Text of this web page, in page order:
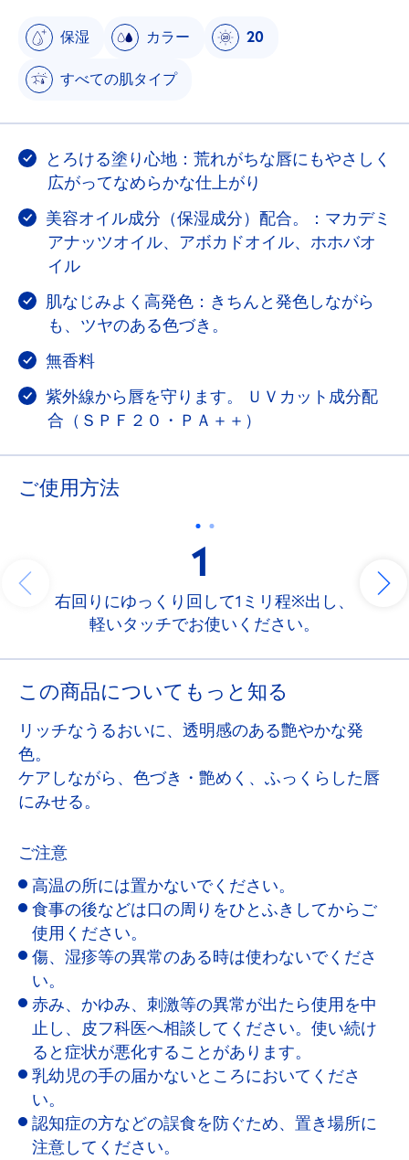
保湿 カラー 20
すべての肌タイプ
とろける塗り心地：荒れがちな唇にもやさしく
広がってなめらかな仕上がり
美容オイル成分（保湿成分）配合。：マカデミ
アナッツオイル、アボカドオイル、ホホバオ
イル
肌なじみよく高発色：きちんと発色しながら
も、ツヤのある色づき。
無香料
紫外線から唇を守ります。 ＵＶカット成分配
合（ＳＰＦ２０・ＰＡ＋＋）
ご使用方法
1
右回りにゆっくり回して1ミリ程※出し、
軽いタッチでお使いください。
この商品についてもっと知る
リッチなうるおいに、透明感のある艶やかな発
色。
ケアしながら、色づき・艶めく、ふっくらした唇
にみせる。
ご注意
高温の所には置かないでください。
食事の後などは口の周りをひとふきしてからご
使用ください。
傷、湿疹等の異常のある時は使わないでくださ
い。
赤み、かゆみ、刺激等の異常が出たら使用を中
止し、皮フ科医へ相談してください。使い続け
ると症状が悪化することがあります。
乳幼児の手の届かないところにおいてくださ
い。
認知症の方などの誤食を防ぐため、置き場所に
注意してください。